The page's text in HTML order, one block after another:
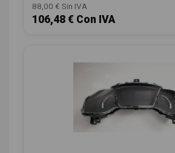
88,00 € Sin IVA
106,48 € Con IVA